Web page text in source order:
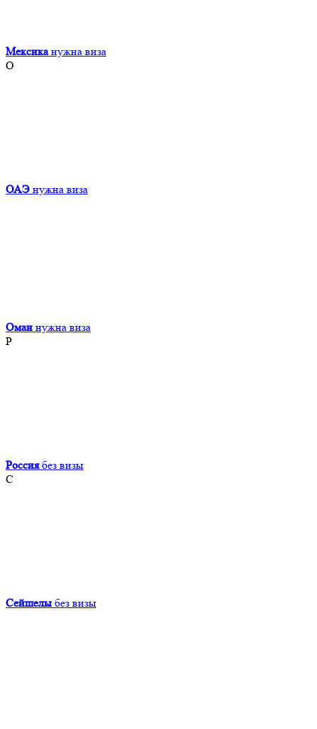
Мексика нужна виза
О
ОАЭ нужна виза
Оман нужна виза
Р
Россия без визы
С
Сейшелы без визы